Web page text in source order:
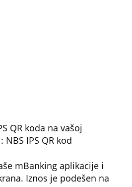
Evo koji su uslovi za
oporavak o trošku grada
stiže u našu zemlju:
tačno ovaj deo, spremite se